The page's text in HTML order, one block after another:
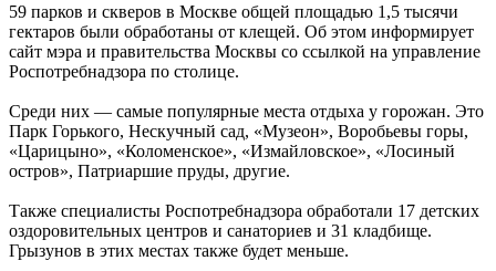
59 парков и скверов в Москве общей площадью 1,5 тысячи
гектаров были обработаны от клещей. Об этом информирует
сайт мэра и правительства Москвы со ссылкой на управление
Роспотребнадзора по столице.
Среди них — самые популярные места отдыха у горожан. Это
Парк Горького, Нескучный сад, «Музеон», Воробьевы горы,
«Царицыно», «Коломенское», «Измайловское», «Лосиный
остров», Патриаршие пруды, другие.
Также специалисты Роспотребнадзора обработали 17 детских
оздоровительных центров и санаториев и 31 кладбище.
Грызунов в этих местах также будет меньше.